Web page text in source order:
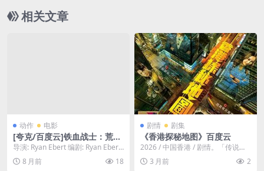
相关文章
动作 电影
[夸克/百度云]铁血战士：荒
原-2025-1080P科幻动作大片-
科幻/动作/惊悚-[US]
导演: Ryan Ebert 编剧: Ryan Ebert
资源下载：铁血战士：...
8 月前 18
剧情 剧集
《香港探秘地图》百度云
2026 / 中国香港 / 剧情。「传说探
秘，引爆恐惧。」玄学大师庄一臣
（黎耀祥...
3 月前 2